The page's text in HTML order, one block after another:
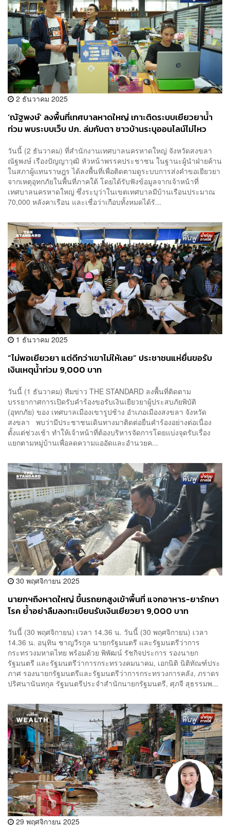
2 ธันวาคม 2025
​‘ณัฐพงษ์’ ลงพื้นที่เทศบาลหาดใหญ่ เกาะติดระบบเยียวยาน้ำ
ท่วม พบระบบเว็บ ปภ. ล่มกับตา ชาวบ้านระบุออนไลน์ไม่ไหว
วันนี้ (2 ธันวาคม) ที่สำนักงานเทศบาลนครหาดใหญ่ จังหวัดสงขลา
ณัฐพงษ์ เรืองปัญญาวุฒิ หัวหน้าพรรคประชาชน ในฐานะผู้นำฝ่ายค้าน
ในสภาผู้แทนราษฎร ได้ลงพื้นที่เพื่อติดตามดูระบบการส่งคำขอเยียวยา
จากเหตุอุทกภัยในพื้นที่ภาคใต้ โดยได้รับฟังข้อมูลจากเจ้าหน้าที่
เทศบาลนครหาดใหญ่ ซึ่งระบุว่าในเขตเทศบาลมีบ้านเรือนประมาณ
70,000 หลังคาเรือน และเชื่อว่าเกือบทั้งหมดได้รั...
1 ธันวาคม 2025
“ไม่พอเยียวยา แต่ดีกว่าเขาไม่ให้เลย” ประชาชนแห่ยื่นขอรับ
เงินเหตุน้ำท่วม 9,000 บาท
วันนี้ (1 ธันวาคม) ทีมข่าว THE STANDARD ลงพื้นที่ติดตาม
บรรยากาศการเปิดรับคำร้องขอรับเงินเยียวยาผู้ประสบภัยพิบัติ
(อุทกภัย) ของ เทศบาลเมืองเขารูปช้าง อำเภอเมืองสงขลา จังหวัด
สงขลา พบว่ามีประชาชนเดินทางมาติดต่อยื่นคำร้องอย่างต่อเนื่อง
ตั้งแต่ช่วงเช้า ทำให้เจ้าหน้าที่ต้องบริหารจัดการโดยแบ่งจุดรับเรื่อง
แยกตามหมู่บ้านเพื่อลดความแออัดและอำนวยค...
30 พฤศจิกายน 2025
นายกฯถึงหาดใหญ่ ขึ้นรถยกสูงเข้าพื้นที่ แจกอาหาร-ยารักษา
โรค ย้ำอย่าลืมลงทะเบียนรับเงินเยียวยา 9,000 บาท
วันนี้ (30 พฤศจิกายน) เวลา 14.36 น. วันนี้ (30 พฤศจิกายน) เวลา
14.36 น. อนุทิน ชาญวีรกูล นายกรัฐมนตรี และรัฐมนตรีว่าการ
กระทรวงมหาดไทย พร้อมด้วย พิพัฒน์ รัชกิจประการ รองนายก
รัฐมนตรี และรัฐมนตรีว่าการกระทรวงคมนาคม, เอกนิติ นิติทัณฑ์ประ
ภาศ รองนายกรัฐมนตรีและรัฐมนตรีว่าการกระทรวงการคลัง, ภราดร
ปริศนานันทกุล รัฐมนตรีประจำสำนักนายกรัฐมนตรี, ศุภจี สุธรรมพ...
29 พฤศจิกายน 2025